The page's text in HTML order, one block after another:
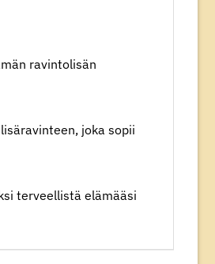
ravintolisän
joka sopii
terveellistä elämääsi